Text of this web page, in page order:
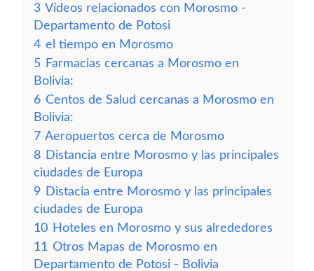
3 Vídeos relacionados con Morosmo -
Departamento de Potosi
4 el tiempo en Morosmo
5 Farmacias cercanas a Morosmo en
Bolivia:
6 Centos de Salud cercanas a Morosmo en
Bolivia:
7 Aeropuertos cerca de Morosmo
8 Distancia entre Morosmo y las principales
ciudades de Europa
9 Distacia entre Morosmo y las principales
ciudades de Europa
10 Hoteles en Morosmo y sus alrededores
11 Otros Mapas de Morosmo en
Departamento de Potosi - Bolivia